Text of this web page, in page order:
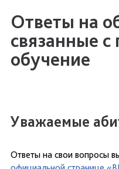
Ответы на
связанные
обучение
Уважаемые
Ответы на свои вопросы